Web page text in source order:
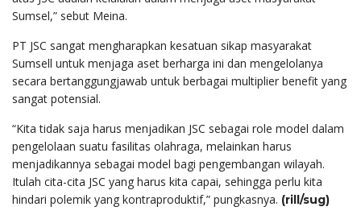
Sumsel,” sebut Meina.
PT JSC sangat mengharapkan kesatuan sikap masyarakat
Sumsell untuk menjaga aset berharga ini dan mengelolanya
secara bertanggungjawab untuk berbagai multiplier benefit yang
sangat potensial.
“Kita tidak saja harus menjadikan JSC sebagai role model dalam
pengelolaan suatu fasilitas olahraga, melainkan harus
menjadikannya sebagai model bagi pengembangan wilayah.
Itulah cita-cita JSC yang harus kita capai, sehingga perlu kita
hindari polemik yang kontraproduktif,” pungkasnya. (rill/sug)